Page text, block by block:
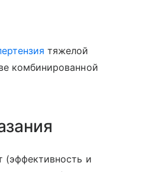
тяжелой
комбинированной
(эффективность и